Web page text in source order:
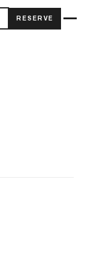
RESERVE